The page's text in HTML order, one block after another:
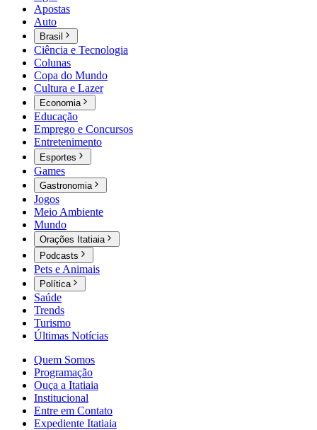
Apostas
Auto
Brasil
Ciência e Tecnologia
Colunas
Copa do Mundo
Cultura e Lazer
Economia
Educação
Emprego e Concursos
Entretenimento
Esportes
Games
Gastronomia
Jogos
Meio Ambiente
Mundo
Orações Itatiaia
Podcasts
Pets e Animais
Política
Saúde
Trends
Turismo
Últimas Notícias
Quem Somos
Programação
Ouça a Itatiaia
Institucional
Entre em Contato
Expediente Itatiaia